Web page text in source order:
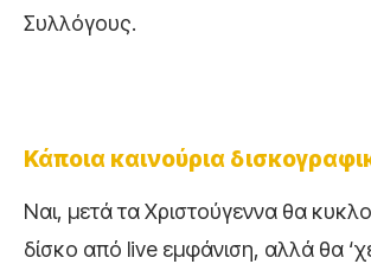
Συλλόγους.
Κάποια καινούρια
Ναι, μετά τα Χριστούγεννα θα
δίσκο από live εμφάνιση, αλλά θα